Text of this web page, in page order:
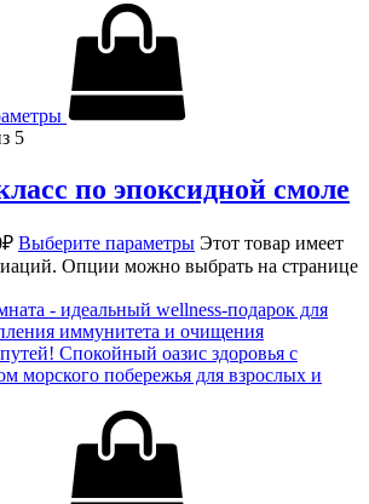
5
по эпоксидной смоле
₽ Выберите параметры Этот товар имеет
Опции можно выбрать на странице